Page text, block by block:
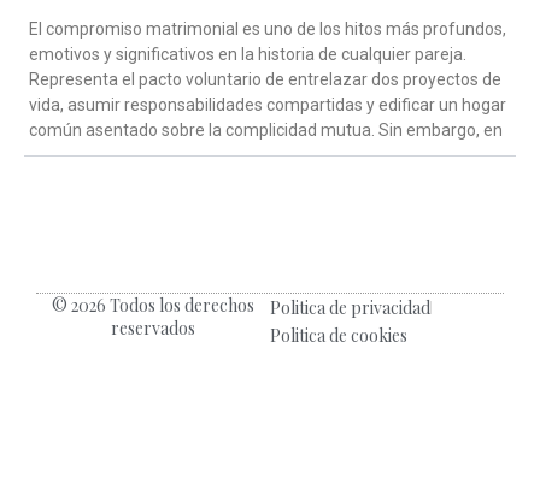
El compromiso matrimonial es uno de los hitos más profundos,
emotivos y significativos en la historia de cualquier pareja.
Representa el pacto voluntario de entrelazar dos proyectos de
vida, asumir responsabilidades compartidas y edificar un hogar
común asentado sobre la complicidad mutua. Sin embargo, en
© 2026 Todos los derechos
reservados
Politica de privacidad
Politica de cookies